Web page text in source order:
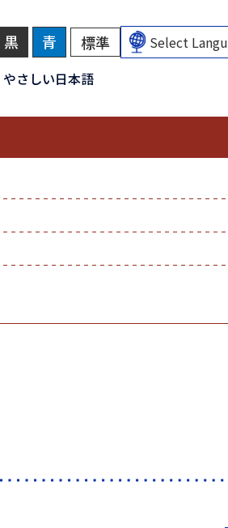
黒
景
色
を
色
る
青
景
色
を
色
る
標準
景
に
やさしい日本語